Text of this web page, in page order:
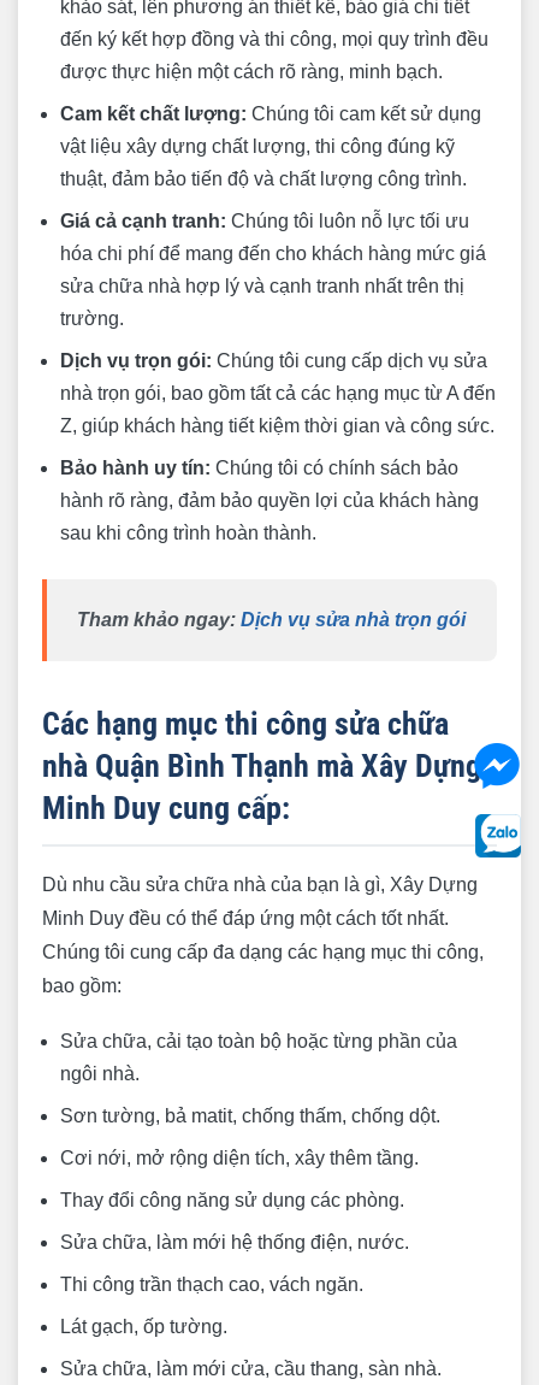
khảo sát, lên phương án thiết kế, báo giá chi tiết
đến ký kết hợp đồng và thi công, mọi quy trình đều
được thực hiện một cách rõ ràng, minh bạch.
Cam kết chất lượng: Chúng tôi cam kết sử dụng
vật liệu xây dựng chất lượng, thi công đúng kỹ
thuật, đảm bảo tiến độ và chất lượng công trình.
Giá cả cạnh tranh: Chúng tôi luôn nỗ lực tối ưu
hóa chi phí để mang đến cho khách hàng mức giá
sửa chữa nhà hợp lý và cạnh tranh nhất trên thị
trường.
Dịch vụ trọn gói: Chúng tôi cung cấp dịch vụ sửa
nhà trọn gói, bao gồm tất cả các hạng mục từ A đến
Z, giúp khách hàng tiết kiệm thời gian và công sức.
Bảo hành uy tín: Chúng tôi có chính sách bảo
hành rõ ràng, đảm bảo quyền lợi của khách hàng
sau khi công trình hoàn thành.
Tham khảo ngay: Dịch vụ sửa nhà trọn gói
Các hạng mục thi công sửa chữa
nhà Quận Bình Thạnh mà Xây Dựng
Minh Duy cung cấp:
Dù nhu cầu sửa chữa nhà của bạn là gì, Xây Dựng
Minh Duy đều có thể đáp ứng một cách tốt nhất.
Chúng tôi cung cấp đa dạng các hạng mục thi công,
bao gồm:
Sửa chữa, cải tạo toàn bộ hoặc từng phần của
ngôi nhà.
Sơn tường, bả matit, chống thấm, chống dột.
Cơi nới, mở rộng diện tích, xây thêm tầng.
Thay đổi công năng sử dụng các phòng.
Sửa chữa, làm mới hệ thống điện, nước.
Thi công trần thạch cao, vách ngăn.
Lát gạch, ốp tường.
Sửa chữa, làm mới cửa, cầu thang, sàn nhà.